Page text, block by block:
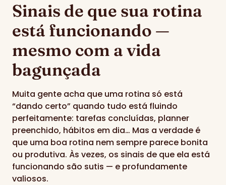
Sinais de que sua rotina
está funcionando —
mesmo com a vida
bagunçada
Muita gente acha que uma rotina só está
“dando certo” quando tudo está fluindo
perfeitamente: tarefas concluídas, planner
preenchido, hábitos em dia… Mas a verdade é
que uma boa rotina nem sempre parece bonita
ou produtiva. Às vezes, os sinais de que ela está
funcionando são sutis — e profundamente
valiosos.